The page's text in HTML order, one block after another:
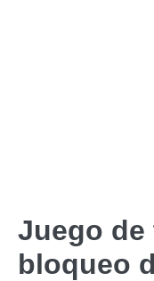
Juego de
bloqueo